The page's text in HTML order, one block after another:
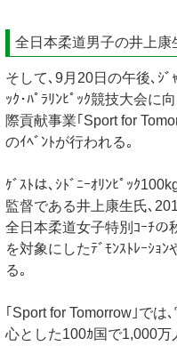
全日本柔道男子の井上康
そして､9月20日の午後､ｼﾞ
ｯｸ･ﾊﾟﾗﾘﾝﾋﾟｯｸ競技大会に
際貢献事業｢Sport for
のｲﾍﾞﾝﾄが行われる｡
ｹﾞｽﾄは､ｼﾄﾞﾆｰｵﾘﾝﾋﾟｯｸ
監督である井上康生氏､
全日本柔道女子特別ｺｰﾁの
を対象にしたﾃﾞﾓﾝｽﾄﾚｰｼｮ
る｡
｢Sport for Tomorrow｣では
心とした100ｶ国で1,000万